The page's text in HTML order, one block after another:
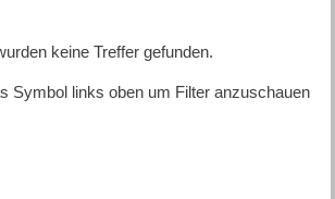
keine Treffer gefunden.
Symbol links oben um Filter anzuschauen